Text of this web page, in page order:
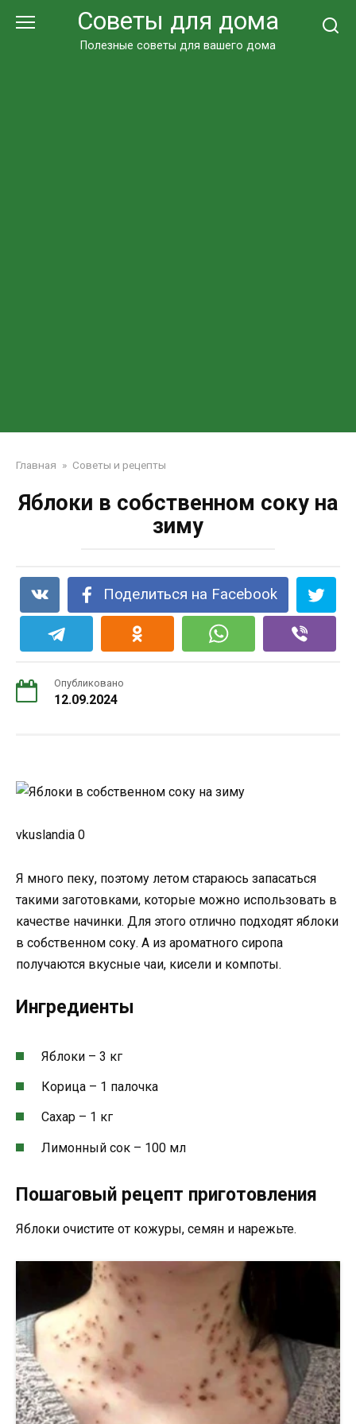
Советы для дома
Полезные советы для вашего дома
Главная » Советы и рецепты
Яблоки в собственном соку на
зиму
Поделиться на Facebook
Опубликовано
12.09.2024
vkuslandia 0
Я много пеку, поэтому летом стараюсь запасаться
такими заготовками, которые можно использовать в
качестве начинки. Для этого отлично подходят яблоки
в собственном соку. А из ароматного сиропа
получаются вкусные чаи, кисели и компоты.
Ингредиенты
Яблоки – 3 кг
Корица – 1 палочка
Сахар – 1 кг
Лимонный сок – 100 мл
Пошаговый рецепт приготовления
Яблоки очистите от кожуры, семян и нарежьте.